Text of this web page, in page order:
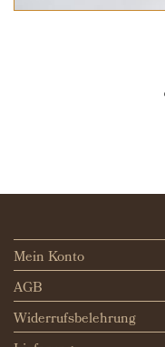
Mein Konto
AGB
Widerrufsbelehrung